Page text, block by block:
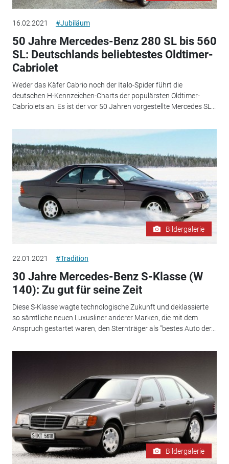
16.02.2021 #Jubiläum
50 Jahre Mercedes-Benz 280 SL bis 560
SL: Deutschlands beliebtestes Oldtimer-
Cabriolet
Weder das Käfer Cabrio noch der Italo-Spider führt die
deutschen H-Kennzeichen-Charts der populärsten Oldtimer-
Cabriolets an. Es ist der vor 50 Jahren vorgestellte Mercedes SL...
Bildergalerie
22.01.2021 #Tradition
30 Jahre Mercedes-Benz S-Klasse (W
140): Zu gut für seine Zeit
Diese S-Klasse wagte technologische Zukunft und deklassierte
so sämtliche neuen Luxusliner anderer Marken, die mit dem
Anspruch gestartet waren, den Sternträger als "bestes Auto der...
Bildergalerie